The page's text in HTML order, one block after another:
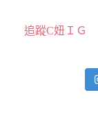
追蹤C妞ＩＧ